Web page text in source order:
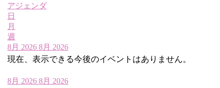
アジェンダ
日
月
週
8月 2026 8月 2026
現在、表示できる今後のイベントはありません。
8月 2026 8月 2026